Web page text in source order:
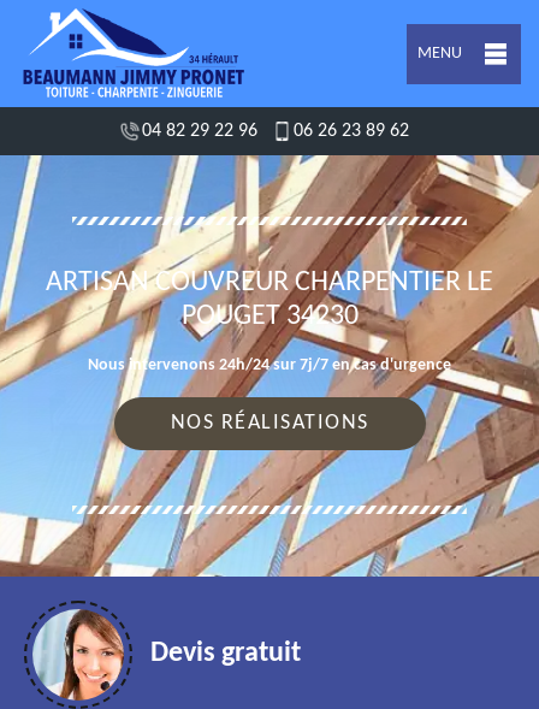
MENU
04 82 29 22 96 06 26 23 89 62
ARTISAN COUVREUR CHARPENTIER LE
POUGET 34230
Nous intervenons 24h/24 sur 7j/7 en cas d'urgence
NOS RÉALISATIONS
Devis gratuit